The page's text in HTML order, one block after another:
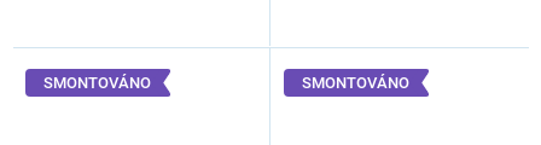
SMONTOVÁNO SMONTOVÁNO